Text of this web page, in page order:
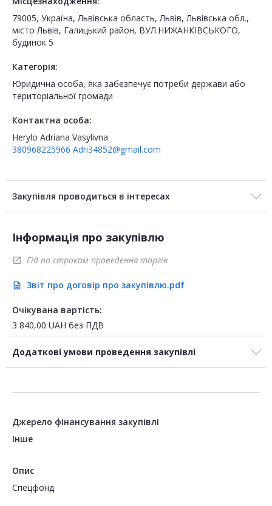
79005, Україна, Львівська область, Львів, Львівська обл.,
місто Львів, Галицький район, ВУЛ.НИЖАНКІВСЬКОГО,
будинок 5
Категорія:
Юридична особа, яка забезпечує потреби держави або
територіальної громади
Контактна особа:
Herylo Adriana Vasylivna
380968225966 Adri34852@gmail.com
Закупівля проводиться в інтересах
Інформація про закупівлю
open_in_new Гід по строкам проведення торгів
description Звіт про договір про закупівлю.pdf
Очікувана вартість:
3 840,00 UAH без ПДВ
Додаткові умови проведення закупівлі
Джерело фінансування закупівлі
Інше
Опис
Спецфонд